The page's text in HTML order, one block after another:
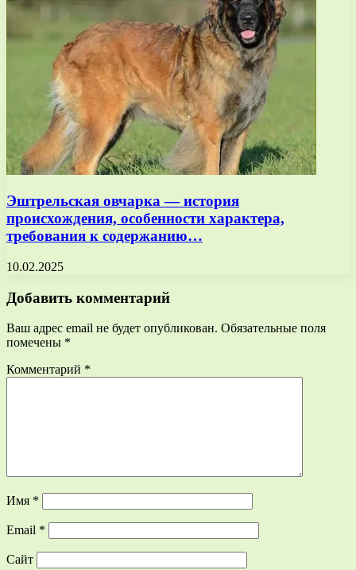
Эштрельская овчарка — история
происхождения, особенности характера,
требования к содержанию…
10.02.2025
Добавить комментарий
Ваш адрес email не будет опубликован. Обязательные поля
помечены *
Комментарий *
Имя *
Email *
Сайт